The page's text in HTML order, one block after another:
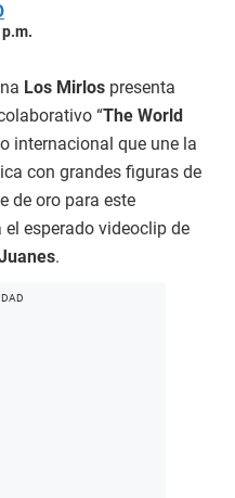
Los Mirlos presenta
“The World
internacional que une la
con grandes figuras de
de oro para este
el esperado videoclip de
.